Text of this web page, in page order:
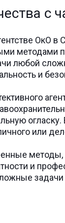
с
ОкО
методами
любой
и
или
и
задачи